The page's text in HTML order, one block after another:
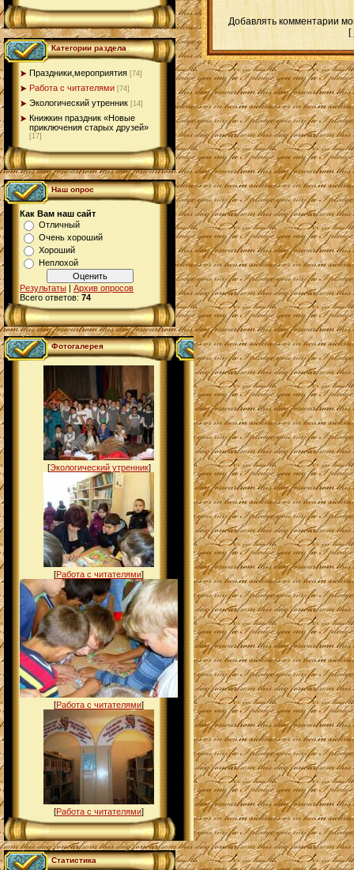
Категории раздела
Праздники,мероприятия [74]
Работа с читателями [74]
Экологический утренник [14]
Книжкин праздник «Новые
приключения старых друзей»
[17]
Наш опрос
Как Вам наш сайт
Отличный
Очень хороший
Хороший
Неплохой
Результаты | Архив опросов
Всего ответов: 74
Фотогалерея
[Экологический утренник]
[Работа с читателями]
[Работа с читателями]
[Работа с читателями]
Статистика
Добавлять комментарии
[